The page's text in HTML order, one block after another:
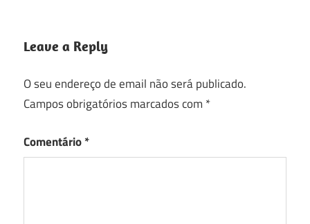
Leave a Reply
O seu endereço de email não será publicado.
Campos obrigatórios marcados com *
Comentário*